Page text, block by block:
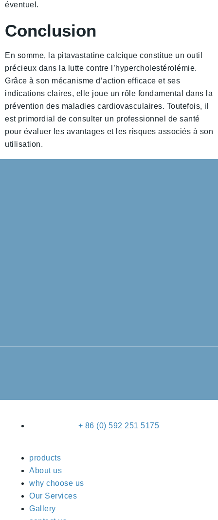
éventuel.
Conclusion
En somme, la pitavastatine calcique constitue un outil
précieux dans la lutte contre l’hypercholestérolémie.
Grâce à son mécanisme d’action efficace et ses
indications claires, elle joue un rôle fondamental dans la
prévention des maladies cardiovasculaires. Toutefois, il
est primordial de consulter un professionnel de santé
pour évaluer les avantages et les risques associés à son
utilisation.
+ 86 (0) 592 251 5175
products
About us
why choose us
Our Services
Gallery